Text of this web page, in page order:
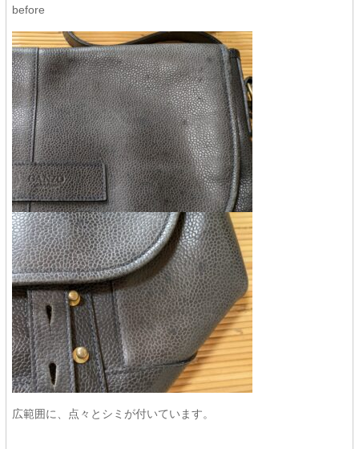
before
広範囲に、点々とシミが付いています。